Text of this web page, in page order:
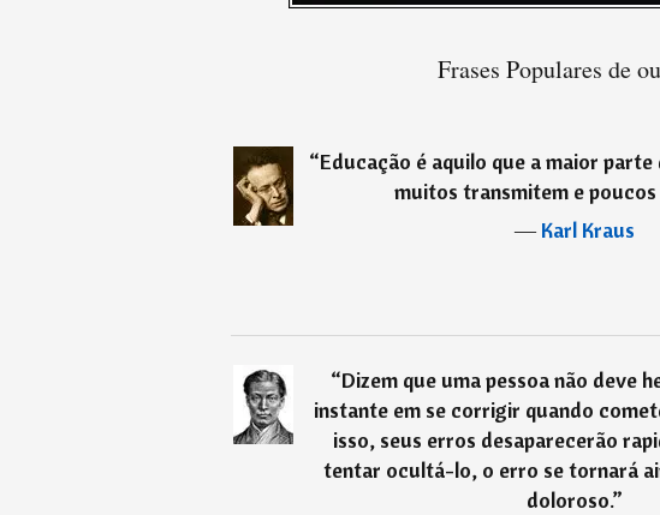
Frases Populares de
“Educação é aquilo que a maior parte
muitos transmitem e poucos
―Karl Kraus
“Dizem que uma pessoa não deve
instante em se corrigir quando
isso, seus erros desaparecerão
tentar ocultá-lo, o erro se tornará
doloroso.”